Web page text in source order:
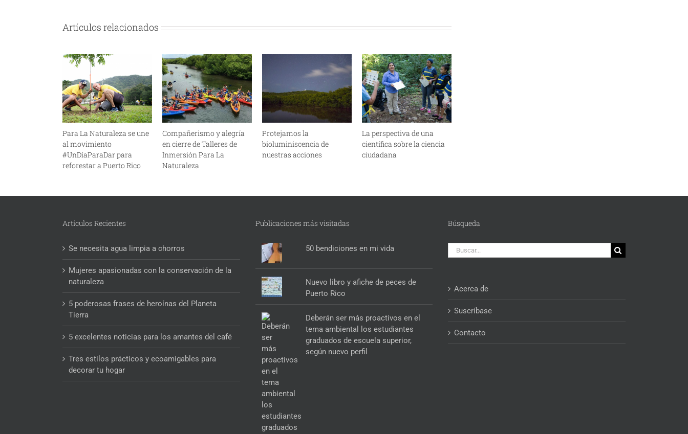
Artículos relacionados
Para La Naturaleza se une
al movimiento
#UnDíaParaDar para
reforestar a Puerto Rico
Compañerismo y alegría
en cierre de Talleres de
Inmersión Para La
Naturaleza
Protejamos la
bioluminiscencia de
nuestras acciones
La perspectiva de una
científica sobre la ciencia
ciudadana
Artículos Recientes
Se necesita agua limpia a chorros
Mujeres apasionadas con la conservación de la
naturaleza
5 poderosas frases de heroínas del Planeta
Tierra
5 excelentes noticias para los amantes del café
Tres estilos prácticos y ecoamigables para
decorar tu hogar
Publicaciones más visitadas
50 bendiciones en mi vida
Nuevo libro y afiche de peces de
Puerto Rico
Deberán ser más proactivos en el
tema ambiental los estudiantes
graduados de escuela superior,
según nuevo perfil
Búsqueda
Buscar:
Acerca de
Suscríbase
Contacto